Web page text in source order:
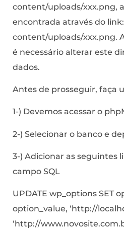
content/uploads/xxx.png,
encontrada através do
content/uploads/xxx.png.
é necessário alterar este
dados.
Antes de prosseguir, faça
1-) Devemos acessar o
2-) Selecionar o banco e
3-) Adicionar as seguintes
campo SQL
UPDATE wp_options SET
option_value, ‘http://
‘http://